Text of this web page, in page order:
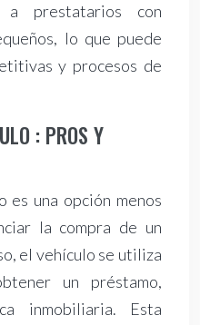
a prestatarios con
lo que puede
y procesos de
: PROS Y
es una opción menos
la compra de un
el vehículo se utiliza
un préstamo,
inmobiliaria. Esta